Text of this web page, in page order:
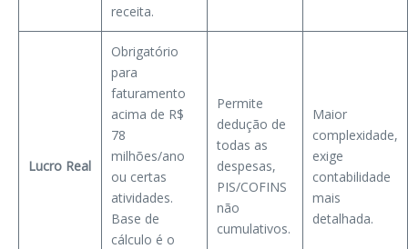
receita.
Lucro Real
Obrigatório
para
faturamento
acima de R$
78
milhões/ano
ou certas
atividades.
Base de
cálculo é o
Permite
dedução de
todas as
despesas,
PIS/COFINS
não
cumulativos.
Maior
complexidade,
exige
contabilidade
mais
detalhada.